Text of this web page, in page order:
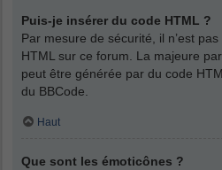
Puis-je insérer du code HTML ?
Par mesure de sécurité, il n’est
HTML sur ce forum. La majeure
peut être générée par du code
du BBCode.
Haut
Que sont les émoticônes ?